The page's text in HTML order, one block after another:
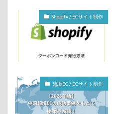
Shopify / ECサイト制作
越境EC / ECサイト制作